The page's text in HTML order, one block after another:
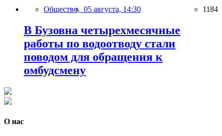
Общество, 05 августа, 14:30 1184
В Бузовна четырехмесячные
работы по водоотводу стали
поводом для обращения к
омбудсмену
О нас